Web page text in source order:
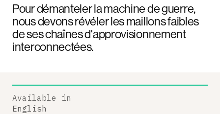
Pour démanteler la machine de guerre,
nous devons révéler les maillons faibles
de ses chaînes d'approvisionnement
interconnectées.
Available in
English